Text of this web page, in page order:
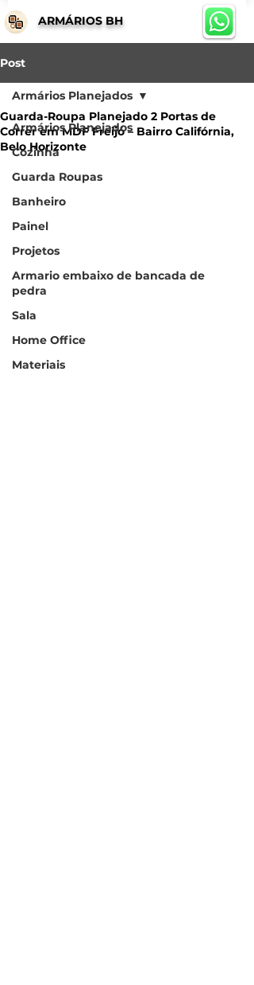
ARMÁRIOS BH
Post
Armários Planejados
Cozinha
Guarda Roupas
Banheiro
Painel
Projetos
Armario embaixo de bancada de
pedra
Sala
Home Office
Materiais
Armários Planejados
Guarda-Roupa Planejado 2 Portas de
Correr em MDF Freijó – Bairro Califórnia,
Belo Horizonte